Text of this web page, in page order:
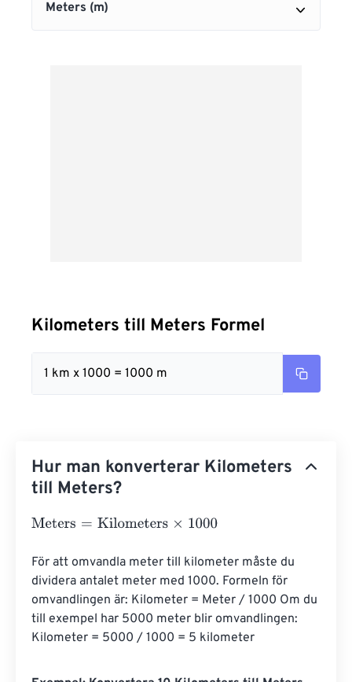
Kilometers till Meters Formel
1 km x 1000 = 1000 m
Hur man konverterar Kilometers
till Meters?
Meters= Kilometers×1000
För att omvandla meter till kilometer måste du
dividera antalet meter med 1000. Formeln för
omvandlingen är: Kilometer = Meter / 1000 Om du
till exempel har 5000 meter blir omvandlingen:
Kilometer = 5000 / 1000 = 5 kilometer